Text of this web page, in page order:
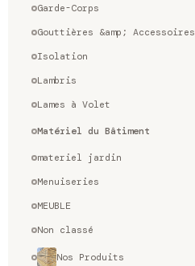
Garde-Corps
Gouttières &amp; Accessoires
Isolation
Lambris
Lames à Volet
Matériel du Bâtiment
materiel jardin
Menuiseries
MEUBLE
Non classé
Nos Produits